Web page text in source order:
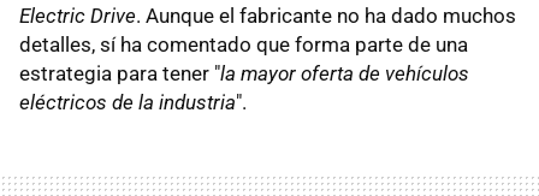
Electric Drive. Aunque el fabricante no ha dado muchos
detalles, sí ha comentado que forma parte de una
estrategia para tener "la mayor oferta de vehículos
eléctricos de la industria".